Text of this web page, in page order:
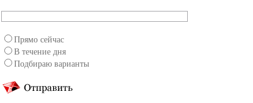
Прямо сейчас
В течение дня
Подбираю варианты